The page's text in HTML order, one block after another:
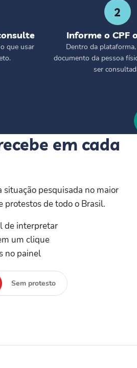
que usar
2
Informe o CPF
Dentro da
documento da pessoa
ser
em cada
situação pesquisada no maior
protestos de todo o Brasil.
de interpretar
um clique
no painel
Sem protesto